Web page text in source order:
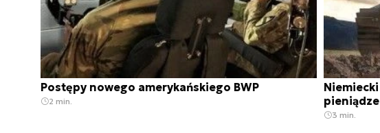
Postępy nowego amerykańskiego BWP
2 min.
3 min.